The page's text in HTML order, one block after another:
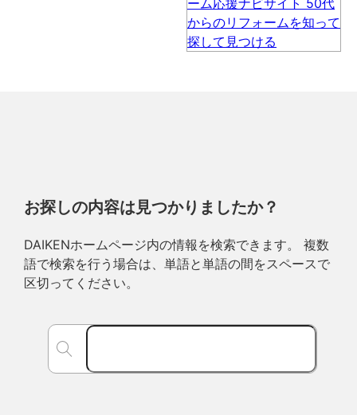
お探しの内容は見つかりましたか？
DAIKENホームページ内の情報を検索できます。 複数
語で検索を行う場合は、単語と単語の間をスペースで
区切ってください。